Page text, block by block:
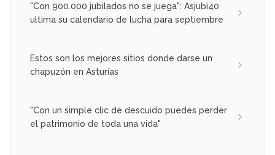
"Con 900.000 jubilados no se juega": Asjubi40
ultima su calendario de lucha para septiembre
Estos son los mejores sitios donde darse un
chapuzón en Asturias
"Con un simple clic de descuido puedes perder
el patrimonio de toda una vida"